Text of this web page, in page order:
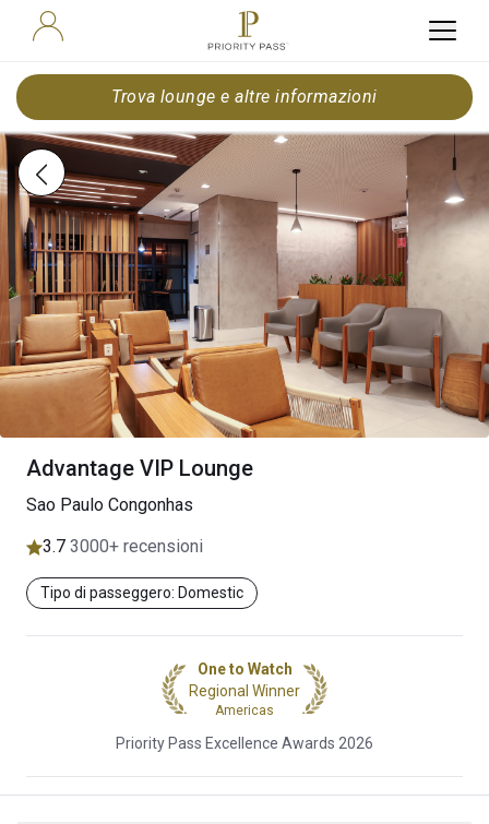
Trova lounge e altre informazioni
Advantage VIP Lounge
Sao Paulo Congonhas
3.7 3000+ recensioni
Tipo di passeggero: Domestic
One to Watch
Regional Winner
Americas
Priority Pass Excellence Awards 2026